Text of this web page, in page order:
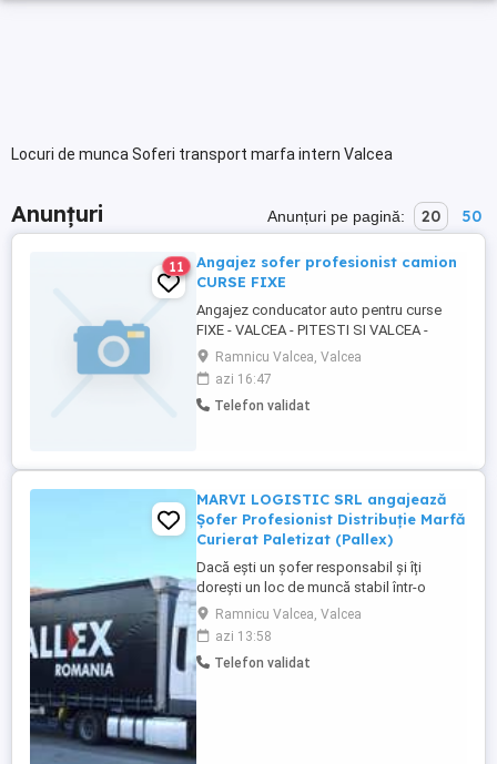
Locuri de munca Soferi transport marfa intern Valcea
Anunțuri Anunțuri pe pagină: 20 50
11
Angajez sofer profesionist camion
CURSE FIXE
Angajez conducator auto pentru curse
FIXE - VALCEA - PITESTI SI VALCEA -
BUCURESTI - TUR -RETUR week - end
liber, se lucreaza la program pt mai multe
detalii va rog sa sunati la nr de telefon
Ramnicu Valcea, Valcea
azi 16:47
Telefon validat
MARVI LOGISTIC SRL angajează
Șofer Profesionist Distribuție Marfă
Curierat Paletizat (Pallex)
Dacă ești un șofer responsabil și îți
dorești un loc de muncă stabil într-o
echipă profesionistă, te așteptăm alături
de noi! Activitate: -Distribuție de marfă în
sistem de curierat paletizat (Pallex); -
Livrarea și preluarea mărfurilor conform
Ramnicu Valcea, Valcea
azi 13:58
Telefon validat